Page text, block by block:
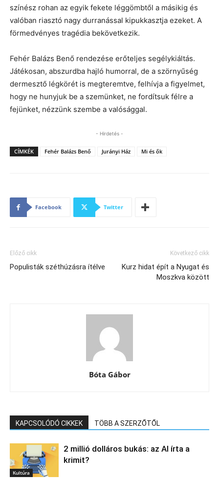
színész rohan az egyik fekete léggömbtől a másikig és
valóban riasztó nagy durranással kipukkasztja ezeket. A
förmedvényes tragédia bekövetkezik.
Fehér Balázs Benő rendezése erőteljes segélykiáltás.
Játékosan, abszurdba hajló humorral, de a szörnyűség
dermesztő légkörét is megteremtve, felhívja a figyelmet,
hogy ne hunyjuk be a szemünket, ne fordítsuk félre a
fejünket, nézzünk szembe a valósággal.
- Hirdetés -
CÍMKÉK Fehér Balázs Benő Jurányi Ház Mi és ők
Facebook Twitter
Előző cikk
Populisták széthúzásra ítélve
Következő cikk
Kurz hidat épít a Nyugat és
Moszkva között
Bóta Gábor
KAPCSOLÓDÓ CIKKEK TÖBB A SZERZŐTŐL
Kultúra
2 millió dolláros bukás: az AI írta a
krimit?